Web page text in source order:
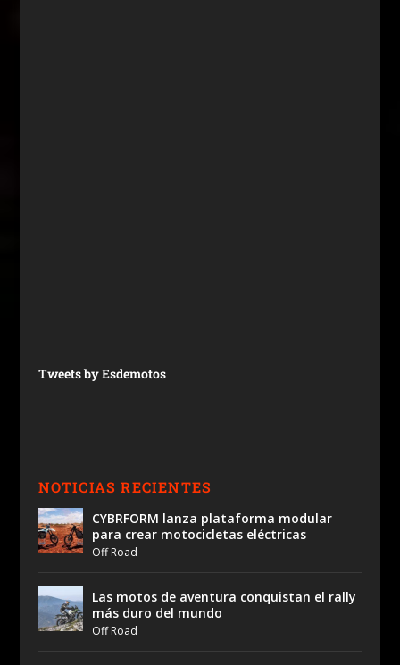
Tweets by Esdemotos
NOTICIAS RECIENTES
CYBRFORM lanza plataforma modular
para crear motocicletas eléctricas
Off Road
Las motos de aventura conquistan el rally
más duro del mundo
Off Road